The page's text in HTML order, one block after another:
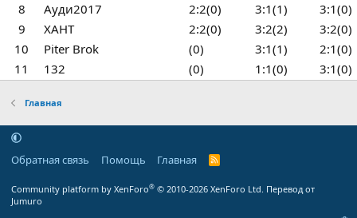
8
Ауди2017 2:2(0) 3:1(1)
3:1(0)
9
ХАНТ 2:2(0) 3:2(2)
3:2(0)
10
Piter Brok (0) 3:1(1)
2:1(0)
11
132 (0) 1:1(0) 3:1(0)
Главная
Обратная связь Помощь Главная
R
Community platform by XenForo® © 2010-2026 XenForo Ltd. Перевод от
Jumuro